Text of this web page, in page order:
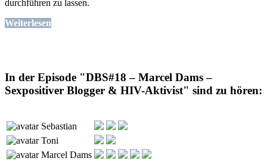
durchführen zu lassen.
Weiterlesen
In der Episode "DBS#18 – Marcel Dams –
Sexpositiver Blogger & HIV-Aktivist" sind zu hören:
Sebastian
Toni
Marcel Dams